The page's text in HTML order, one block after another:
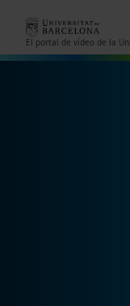
El portal de vídeo de la